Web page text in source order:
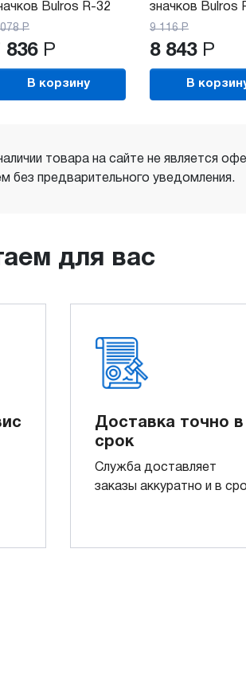
Bulros R-32
Р
836 Р
В корзину
значков Bulros
9 116 Р
8 843 Р
В
товара на сайте не является
без предварительного уведомления.
для вас
Доставка точно в
срок
Служба доставляет
заказы аккуратно и в